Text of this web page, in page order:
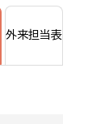
外来担当表